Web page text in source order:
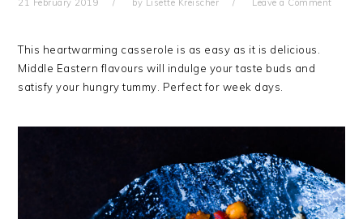
21 February 2019 by Lisette Kreischer Leave a Comment
This heartwarming casserole is as easy as it is delicious.
Middle Eastern flavours will indulge your taste buds and
satisfy your hungry tummy. Perfect for week days.